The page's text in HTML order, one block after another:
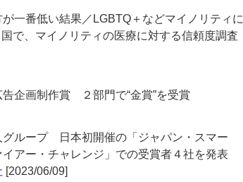
一番低い結果／LGBTQ＋などマイノリティに
で、マイノリティの医療に対する信頼度調査
企画制作賞 ２部門で“金賞”を受賞
グループ 日本初開催の「ジャパン・スマー
アー・チャレンジ」での受賞者４社を発表
[2023/06/09]